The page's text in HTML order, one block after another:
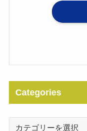
Categories
Categories